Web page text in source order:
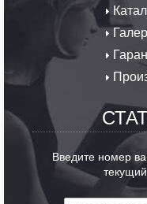
Введите номер